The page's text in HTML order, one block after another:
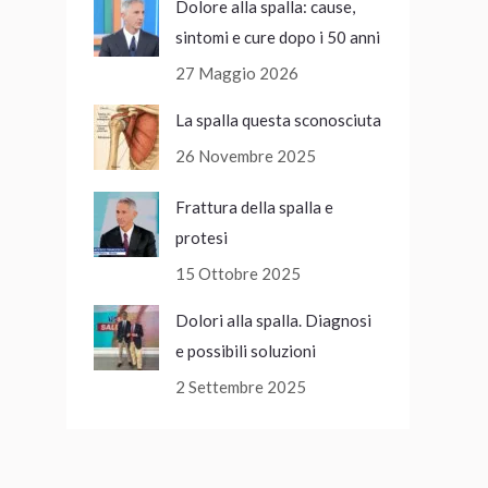
Dolore alla spalla: cause,
sintomi e cure dopo i 50 anni
27 Maggio 2026
La spalla questa sconosciuta
26 Novembre 2025
Frattura della spalla e
protesi
15 Ottobre 2025
Dolori alla spalla. Diagnosi
e possibili soluzioni
2 Settembre 2025